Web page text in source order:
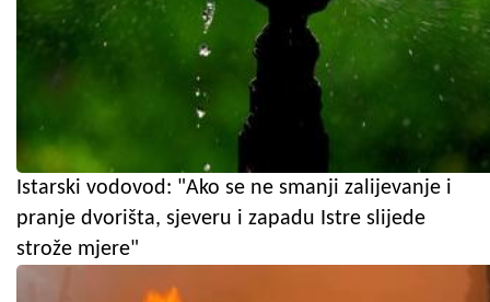
Istarski vodovod: "Ako se ne smanji zalijevanje i
pranje dvorišta, sjeveru i zapadu Istre slijede
strože mjere"